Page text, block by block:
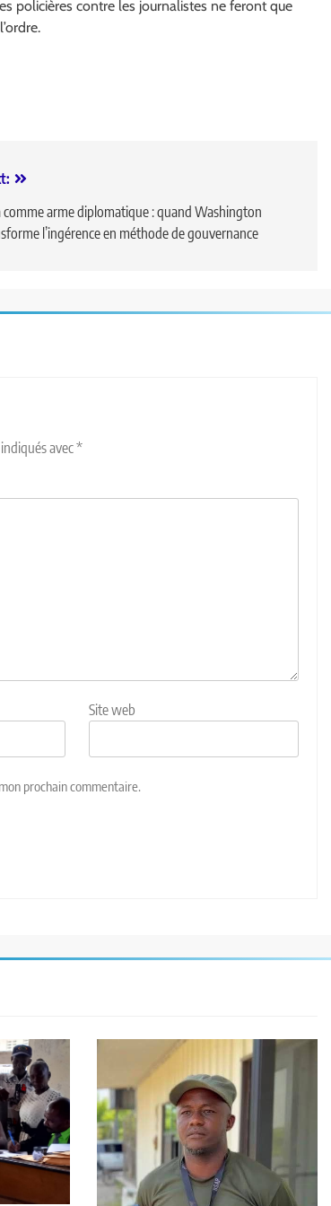
policières contre les journalistes ne feront que
comme arme diplomatique : quand Washington
l’ingérence en méthode de gouvernance
avec*
Site web
prochain commentaire.